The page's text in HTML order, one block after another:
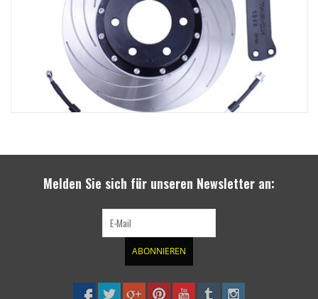
Melden Sie sich für unseren Newsletter an:
ABONNIEREN